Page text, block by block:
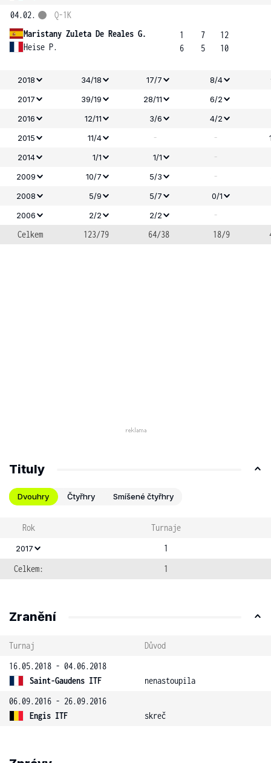
04.02.
Maristany Zuleta De Reales G.
Heise P.
Q-1K
1
6
7
5
12
10
2018 34/18 17/7 8/4
2017
39/19 28/11 6/2
2016
12/11 3/6 4/2
2015
11/4 - -
2014
1/1 1/1 -
2009 10/7 5/3 -
2008
5/9 5/7
0/1
2006
2/2 2/2
-
Celkem
123/79 64/38 18/9
Tituly
Dvouhry Čtyřhry Smíšené čtyřhry
Rok Turnaje
2017
1
Celkem:
1
Zranění
Turnaj
Důvod
16.05.2018 - 04.06.2018
Saint-Gaudens ITF
nenastoupila
06.09.2016 - 26.09.2016
Engis ITF
skreč